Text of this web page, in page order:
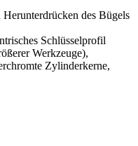
des Bügels
Schlüsselprofil
Werkzeuge),
Zylinderkerne,